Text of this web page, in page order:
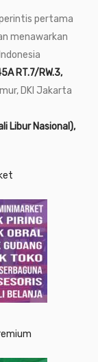
pertama
menawarkan
RT.7/RW.3,
DKI Jakarta
Libur Nasional),